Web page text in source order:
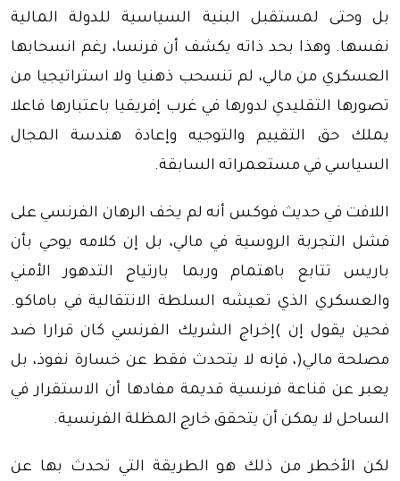
بل وحتى لمستقبل البنية السياسية للدولة المالية
نفسها. وهذا بحد ذاته يكشف أن فرنسا، رغم انسحابها
العسكري من مالي، لم تنسحب ذهنيا ولا استراتيجيا من
تصورها التقليدي لدورها في غرب إفريقيا باعتبارها فاعلا
يملك حق التقييم والتوجيه وإعادة هندسة المجال
السياسي في مستعمراته السابقة.
اللافت في حديث فوكس أنه لم يخف الرهان الفرنسي على
فشل التجربة الروسية في مالي، بل إن كلامه يوحي بأن
باريس تتابع باهتمام وربما بارتياح التدهور الأمني
والعسكري الذي تعيشه السلطة الانتقالية في باماكو.
فحين يقول إن )إخراج الشريك الفرنسي كان قرارا ضد
مصلحة مالي(، فإنه لا يتحدث فقط عن خسارة نفوذ، بل
يعبر عن قناعة فرنسية قديمة مفادها أن الاستقرار في
الساحل لا يمكن أن يتحقق خارج المظلة الفرنسية.
لكن الأخطر من ذلك هو الطريقة التي تحدث بها عن